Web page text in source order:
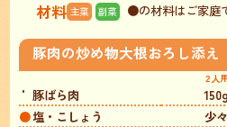
材料 主菜 副菜 ●の材料はご家庭
豚肉の炒め物大根おろし添え
2人
豚ばら肉 150g
塩・こしょう
少々